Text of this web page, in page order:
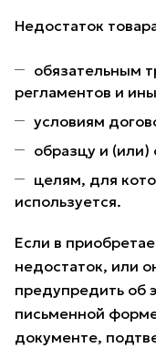
Недостаток
обязательным
регламентов и
условиям
образцу и
целям, для
используется.
Если в
недостаток, или
предупредить об
письменной
документе,